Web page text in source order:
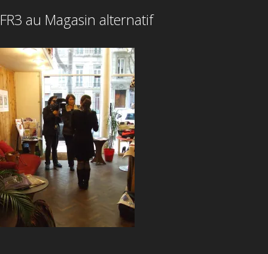
FR3 au Magasin alternatif